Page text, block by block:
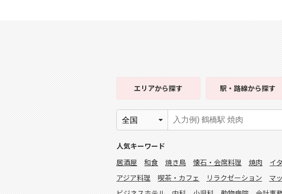
エリアから探す 駅・路線から探す
人気キーワード
居酒屋
和食 焼き鳥 懐石・会席料理 焼肉 イ
アジア料理
喫茶・カフェ リラクゼーション マ